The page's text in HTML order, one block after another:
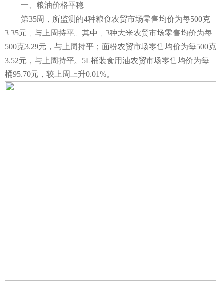
一、粮油价格平稳
第35周，所监测的4种粮食农贸市场零售均价为每500克
3.35元，与上周持平。其中，3种大米农贸市场零售均价为每
500克3.29元，与上周持平；面粉农贸市场零售均价为每500克
3.52元，与上周持平。5L桶装食用油农贸市场零售均价为每
桶95.70元，较上周上升0.01%。